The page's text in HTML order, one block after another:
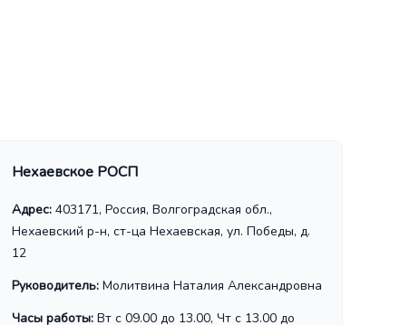
Нехаевское РОСП
Адрес: 403171, Россия, Волгоградская обл.,
Нехаевский р-н, ст-ца Нехаевская, ул. Победы, д.
12
Руководитель: Молитвина Наталия Александровна
Часы работы: Вт с 09.00 до 13.00, Чт с 13.00 до